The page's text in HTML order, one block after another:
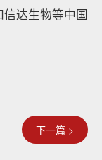
达生物等中国
下一篇 >